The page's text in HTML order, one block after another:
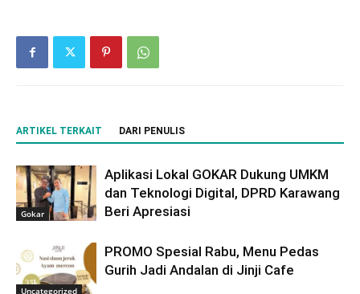
ARTIKEL TERKAIT DARI PENULIS
Gokar
Aplikasi Lokal GOKAR Dukung UMKM
dan Teknologi Digital, DPRD Karawang
Beri Apresiasi
Uncategorized
PROMO Spesial Rabu, Menu Pedas
Gurih Jadi Andalan di Jinji Cafe